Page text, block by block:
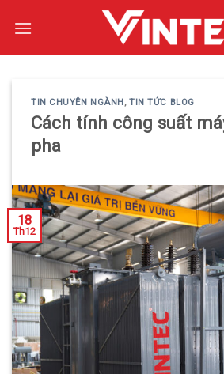
TIN CHUYÊN NGÀNH,TIN TỨC BLOG
Cách tính công suất
pha
18
Th12